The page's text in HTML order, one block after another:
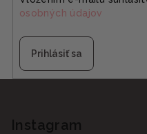
osobných údajov
Prihlásiť sa
Instagram